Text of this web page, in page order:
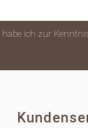
habe ich zur